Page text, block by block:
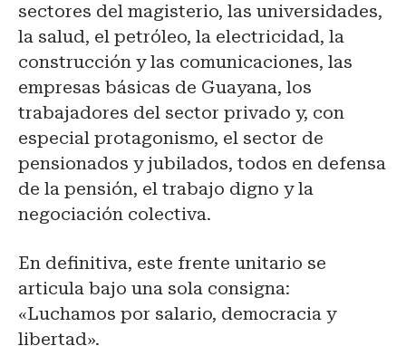
sectores del magisterio, las universidades,
la salud, el petróleo, la electricidad, la
construcción y las comunicaciones, las
empresas básicas de Guayana, los
trabajadores del sector privado y, con
especial protagonismo, el sector de
pensionados y jubilados, todos en defensa
de la pensión, el trabajo digno y la
negociación colectiva.
En definitiva, este frente unitario se
articula bajo una sola consigna:
«Luchamos por salario, democracia y
libertad».